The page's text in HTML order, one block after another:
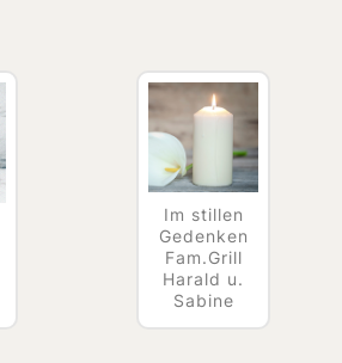
Im stillen
Gedenken
Fam.Grill
Harald u.
Sabine